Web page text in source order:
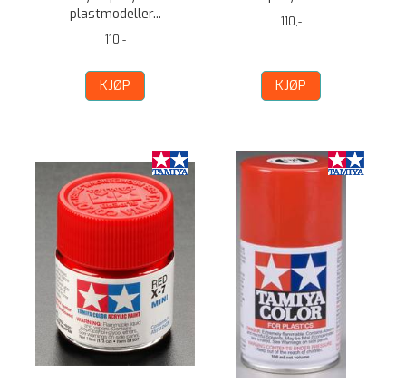
plastmodeller...
110,-
KJØP
110,-
KJØP